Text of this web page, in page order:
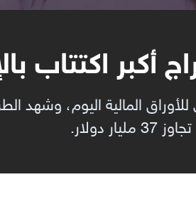
اكتتاب
المالية اليوم، وشهد